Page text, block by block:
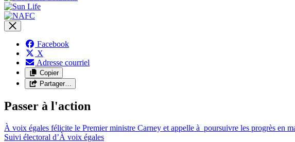
Facebook
X
Adresse courriel
Copier
Partager…
Passer à l'action
À voix égales félicite le Premier ministre Carney et appelle à poursuivre les progrès en
Suivi électoral d’À voix égales